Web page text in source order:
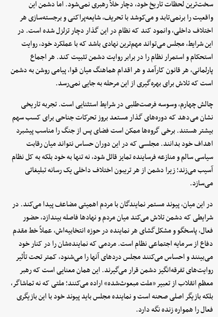
سخت‌ترین لحظات تاریخ خود، دچار خلأ رهبری نمی‌شود. اما دشمن این
واقعیت را برنمی‌تابد و می‌کوشد با تحریف، شایعه‌پراکنی و برجسته‌سازی هر
اختلاف داخلی، وانمود کند که نظام در این گذار دچار تزلزل شده است. در
این شرایط، مجلس می‌تواند مهم‌ترین نهادی باشد که با عملکرد خود، روایت
استحکام و استمرار نظام را در برابر روایت دشمن تثبیت کند. هر اجماع
پارلمانی، هر قانون کارآمد و هر اقدام هماهنگ میان قوا، پیامی روشن به دشمن
است که تلاش برای بهره‌گیری از این مرحله به جایی نمی‌رسد.
چالش چهارم، وسوسه فرصت‌طلبی در شرایط استثنایی است. تجربه تاریخی
نشان می‌دهد که دوره‌های گذار مستعد بروز تحرکات جناحی برای کسب سهم
بیشتر هستند. برخی گروه‌ها ممکن است فضای پس از جنگ را مناسب پیشبرد
اهداف خود بدانند. مجلسی که در این دوران حساس نتواند میان رقابت
سیاسی سالم و منازعه فرساینده تمایز قائل شود، نه تنها به خود بلکه به کل نظام
آسیب می‌زند؛ زیرا دشمن از هر تریبون اختلاف داخلی یک رسانه تبلیغاتی
می‌سازد.
در این میان، پیوند مستمر نمایندگان با مردم اهمیتی مضاعف پیدا می‌کند. در
شرایطی که دشمن تلاش می‌کند میان مردم و نهادها فاصله بیندازد، حضور
فعال، پاسخگو و مشکل‌گشای هر نماینده در حوزه انتخابیه‌اش، عملاً خط مقدم
دفاع از سرمایه اجتماعی نظام است. مردمی که نماینده‌شان را در کنار خود
می‌بینند و احساس می‌کنند مجلس دردهای آنها را می‌شنود، کمتر تحت تأثیر
روایت‌های تفرقه‌انگیز دشمن قرار می‌گیرند. این همان معنایی است که رهبر
معظم انقلاب از تعبیر «ملت مبعوث‌شده» اراده می‌کنند؛ ملتی که نه تماشاگر،
بلکه بازیگر اصلی صحنه است و نماینده مجلس باید پیوند خود با این بازیگری
فعال را همواره زنده نگه دارد.